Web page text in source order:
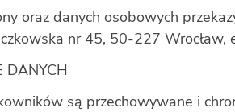
oraz danych osobowych
nr 45, 50-227 Wrocław,
DANYCH
są przechowywane i